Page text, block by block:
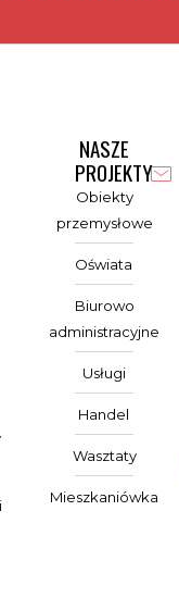
NASZE
PROJEKTY
Obiekty
przemysłowe
Oświata
Biurowo
administracyjne
Usługi
Handel
Wasztaty
Mieszkaniówka